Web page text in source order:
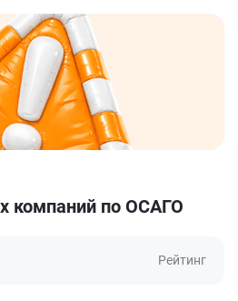
компаний по ОСАГО
Рейтинг